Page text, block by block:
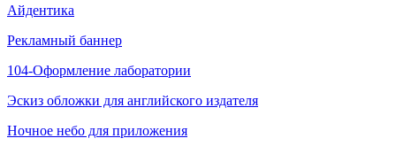
Айдентика
Рекламный баннер
104-Оформление лаборатории
Эскиз обложки для английского издателя
Ночное небо для приложения